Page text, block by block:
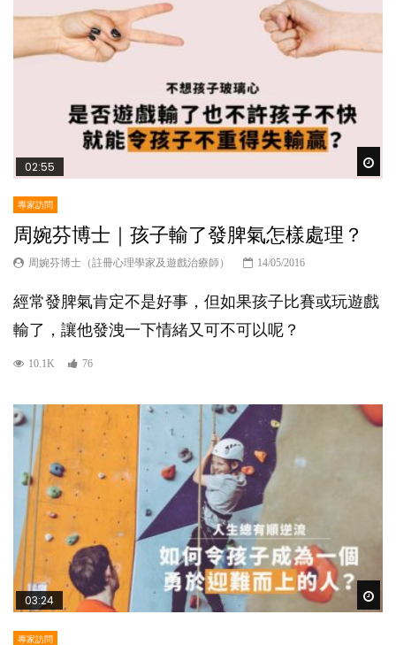
02:55
專家訪問
周婉芬博士｜孩子輸了發脾氣怎樣處理？
周婉芬博士（註冊心理學家及遊戲治療師） 14/05/2016
經常發脾氣肯定不是好事，但如果孩子比賽或玩遊戲
輸了，讓他發洩一下情緒又可不可以呢？
10.1K 76
03:24
專家訪問